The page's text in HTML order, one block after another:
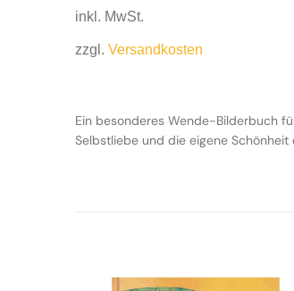
inkl. MwSt.
zzgl.Versandkosten
Ein besonderes Wende-Bilderbuch
Selbstliebe und die eigene Schönheit